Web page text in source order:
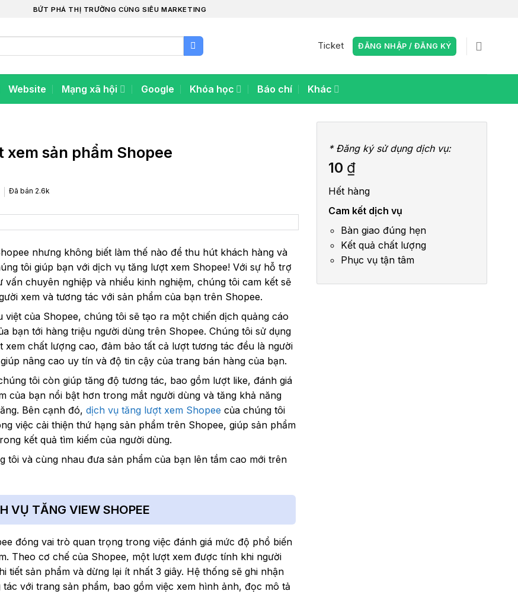
BỨT PHÁ THỊ TRƯỜNG CÙNG SIÊU MARKETING
Ticket ĐĂNG NHẬP / ĐĂNG KÝ
Website Mạng xã hội Google Khóa học Báo chí Khác
sản phẩm Shopee
Đã bán 2.6k
nhưng không biết làm thế nào để thu hút khách hàng và
tôi giúp bạn với dịch vụ tăng lượt xem Shopee! Với sự hỗ trợ
vấn chuyên nghiệp và nhiều kinh nghiệm, chúng tôi cam kết sẽ
xem và tương tác với sản phẩm của bạn trên Shopee.
việt của Shopee, chúng tôi sẽ tạo ra một chiến dịch quảng cáo
bạn tới hàng triệu người dùng trên Shopee. Chúng tôi sử dụng
xem chất lượng cao, đảm bảo tất cả lượt tương tác đều là người
nâng cao uy tín và độ tin cậy của trang bán hàng của bạn.
tôi còn giúp tăng độ tương tác, bao gồm lượt like, đánh giá
của bạn nổi bật hơn trong mắt người dùng và tăng khả năng
Bên cạnh đó, dịch vụ tăng lượt xem Shopee của chúng tôi
việc cải thiện thứ hạng sản phẩm trên Shopee, giúp sản phẩm
kết quả tìm kiếm của người dùng.
tôi và cùng nhau đưa sản phẩm của bạn lên tầm cao mới trên
VỤ TĂNG VIEW SHOPEE
đóng vai trò quan trọng trong việc đánh giá mức độ phổ biến
Theo cơ chế của Shopee, một lượt xem được tính khi người
tiết sản phẩm và dừng lại ít nhất 3 giây. Hệ thống sẽ ghi nhận
với trang sản phẩm, bao gồm việc xem hình ảnh, đọc mô tả
* Đăng ký sử dụng dịch vụ:
10 ₫
Hết hàng
Cam kết dịch vụ
Bàn giao đúng hẹn
Kết quả chất lượng
Phục vụ tận tâm